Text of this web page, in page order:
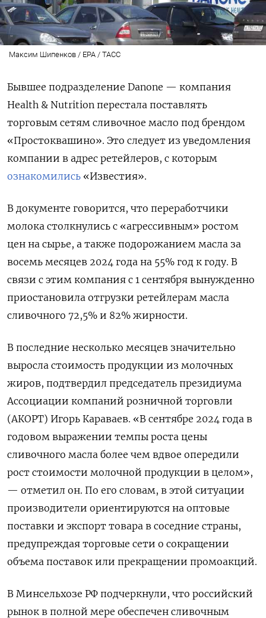
Максим Шипенков / EPA / ТАСС
Бывшее подразделение Danone — компания
Health & Nutrition перестала поставлять
торговым сетям сливочное масло под брендом
«Простоквашино». Это следует из уведомления
компании в адрес ретейлеров, с которым
ознакомились «Известия».
В документе говорится, что переработчики
молока столкнулись с «агрессивным» ростом
цен на сырье, а также подорожанием масла за
восемь месяцев 2024 года на 55% год к году. В
связи с этим компания с 1 сентября вынужденно
приостановила отгрузки ретейлерам масла
сливочного 72,5% и 82% жирности.
В последние несколько месяцев значительно
выросла стоимость продукции из молочных
жиров, подтвердил председатель президиума
Ассоциации компаний розничной торговли
(АКОРТ) Игорь Караваев. «В сентябре 2024 года в
годовом выражении темпы роста цены
сливочного масла более чем вдвое опередили
рост стоимости молочной продукции в целом»,
— отметил он. По его словам, в этой ситуации
производители ориентируются на оптовые
поставки и экспорт товара в соседние страны,
предупреждая торговые сети о сокращении
объема поставок или прекращении промоакций.
В Минсельхозе РФ подчеркнули, что российский
рынок в полной мере обеспечен сливочным